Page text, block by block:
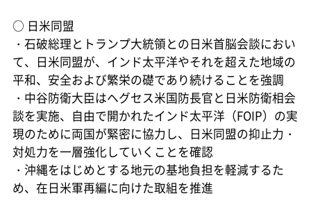
○ 日米同盟
・石破総理とトランプ大統領との日米首脳会談におい
て、日米同盟が、インド太平洋やそれを超えた地域の
平和、安全および繁栄の礎であり続けることを強調
・中谷防衛大臣はヘグセス米国防長官と日米防衛相会
談を実施、自由で開かれたインド太平洋（FOIP）の実
現のために両国が緊密に協力し、日米同盟の抑止力・
対処力を一層強化していくことを確認
・沖縄をはじめとする地元の基地負担を軽減するた
め、在日米軍再編に向けた取組を推進